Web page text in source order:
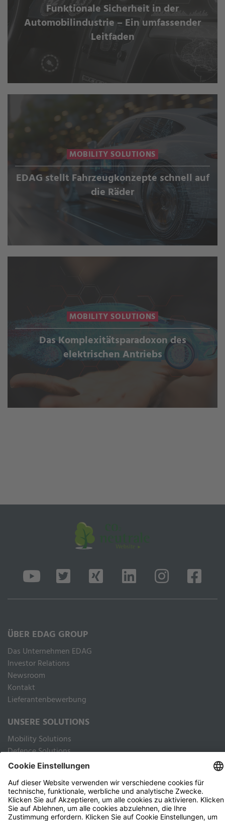
Funktionale Sicherheit in der
Automobilindustrie – Ein umfassender
Leitfaden
MOBILITY SOLUTIONS
EDAG stellt Fahrzeugkonzepte schnell auf
die Räder
MOBILITY SOLUTIONS
Das Komplexitätsparadoxon des
elektrischen Antriebs
ÜBER EDAG GROUP
Das Unternehmen EDAG
Inves­tor Rela­ti­ons
Newsroom
Kontakt
Lieferantenbewerbung
UNSERE SOLUTIONS
Mobility Solutions
Defence Solutions
Industry Solutions
RECHTLICHES
Impressum